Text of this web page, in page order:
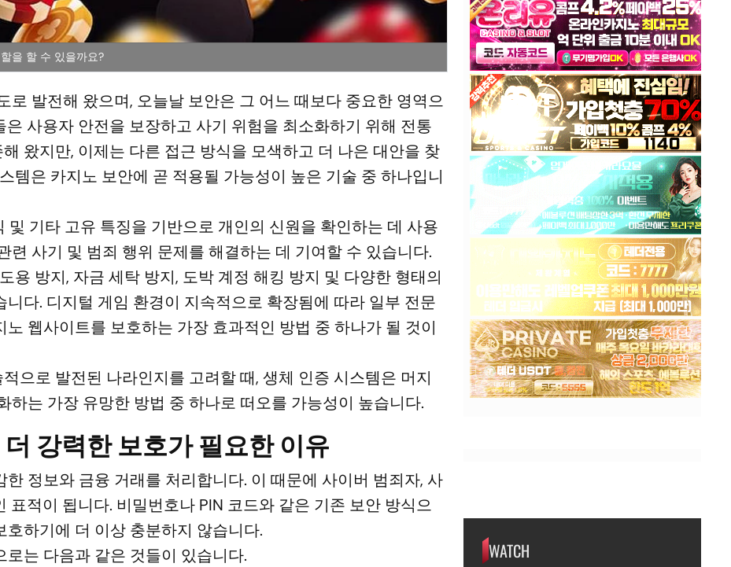
을 할 수 있을까요?
로 발전해 왔으며, 오늘날 보안은 그 어느 때보다 중요한 영역으
사용자 안전을 보장하고 사기 위험을 최소화하기 위해 전통
왔지만, 이제는 다른 접근 방식을 모색하고 더 나은 대안을 찾
템은 카지노 보안에 곧 적용될 가능성이 높은 기술 중 하나입니
및 기타 고유 특징을 기반으로 개인의 신원을 확인하는 데 사용
련 사기 및 범죄 행위 문제를 해결하는 데 기여할 수 있습니다.
용 방지, 자금 세탁 방지, 도박 계정 해킹 방지 및 다양한 형태의
다. 디지털 게임 환경이 지속적으로 확장됨에 따라 일부 전문
웹사이트를 보호하는 가장 효과적인 방법 중 하나가 될 것이
으로 발전된 나라인지를 고려할 때, 생체 인증 시스템은 머지
하는 가장 유망한 방법 중 하나로 떠오를 가능성이 높습니다.
강력한 보호가 필요한 이유
정보와 금융 거래를 처리합니다. 이 때문에 사이버 범죄자, 사
표적이 됩니다. 비밀번호나 PIN 코드와 같은 기존 보안 방식으
하기에 더 이상 충분하지 않습니다.
는 다음과 같은 것들이 있습니다.
WATCH